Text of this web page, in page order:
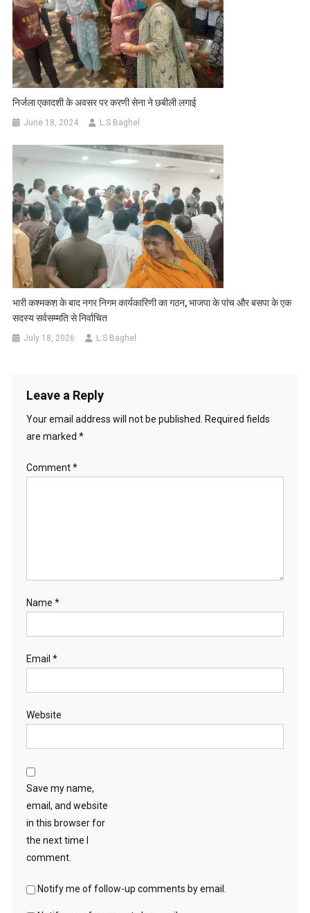
निर्जला एकादशी के अवसर पर करणी सेना ने छबीली लगाई
June 18, 2024 L.S Baghel
भारी कश्मकश के बाद नगर निगम कार्यकारिणी का गठन, भाजपा के पांच और बसपा के एक
सदस्य सर्वसम्मति से निर्वाचित
July 18, 2026 L.S Baghel
Leave a Reply
Your email address will not be published.
Required fields
are marked *
Comment*
Name *
Email *
Website
Save my name,
email, and website
in this browser for
the next time I
comment.
Notify me of follow-up comments by email.